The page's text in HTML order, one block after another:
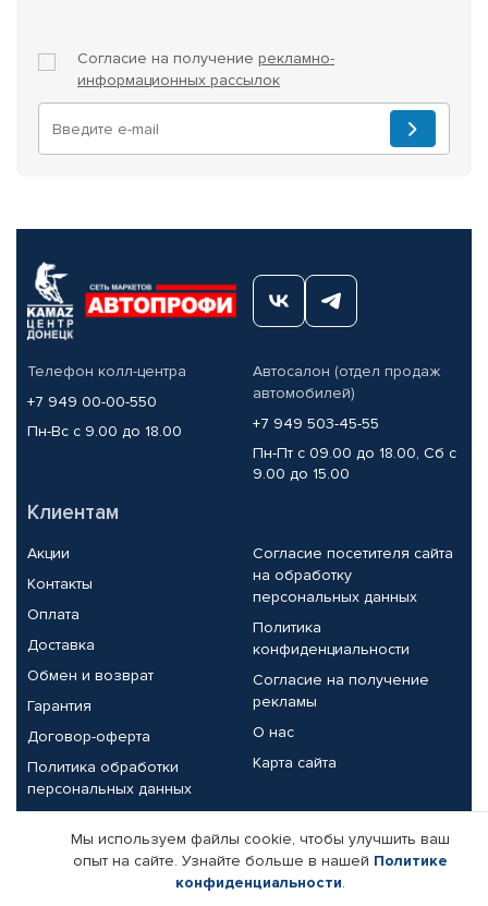
Согласие на получение рекламно-
информационных рассылок
Телефон колл-центра
+7 949 00-00-550
Пн-Вс с 9.00 до 18.00
Автосалон (отдел продаж
автомобилей)
+7 949 503-45-55
Пн-Пт с 09.00 до 18.00, Сб с
9.00 до 15.00
Клиентам
Акции
Контакты
Оплата
Доставка
Обмен и возврат
Гарантия
Договор-оферта
Политика обработки
персональных данных
Согласие посетителя сайта
на обработку
персональных данных
Политика
конфиденциальности
Согласие на получение
рекламы
О нас
Карта сайта
Партнерам
Корпоративным клиентам
Реквизиты компании
Мы используем файлы cookie, чтобы улучшить ваш
опыт на сайте. Узнайте больше в нашей Политике
конфиденциальности.